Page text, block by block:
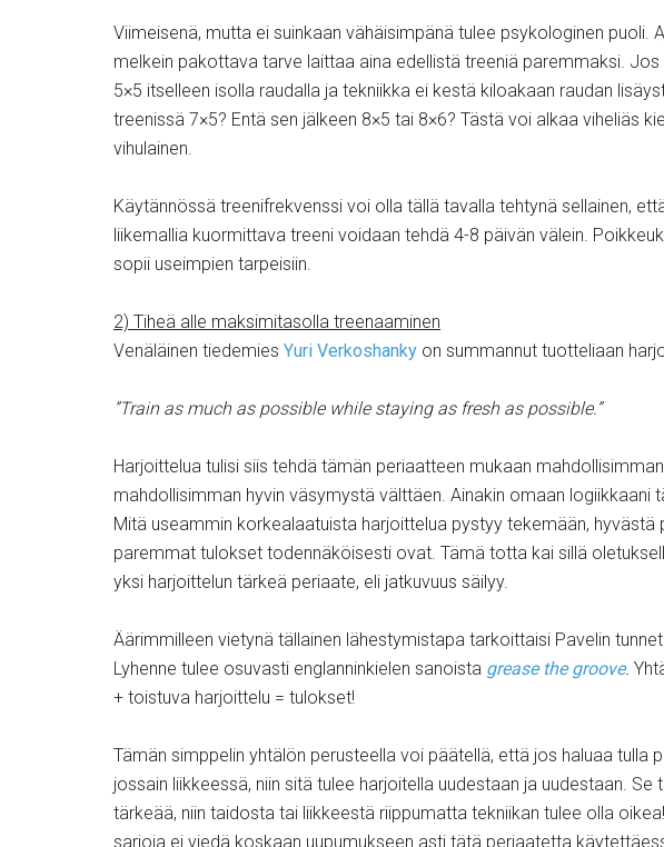
Viimeisenä, mutta ei suinkaan vähäisimpänä tulee psykologinen puoli.
melkein pakottava tarve laittaa aina edellistä treeniä paremmaksi.
5×5 itselleen isolla raudalla ja tekniikka ei kestä kiloakaan raudan
treenissä 7×5? Entä sen jälkeen 8×5 tai 8×6? Tästä voi alkaa viheliäs
vihulainen.
Käytännössä treenifrekvenssi voi olla tällä tavalla tehtynä sellainen,
liikemallia kuormittava treeni voidaan tehdä 4-8 päivän välein.
sopii useimpien tarpeisiin.
2) Tiheä alle maksimitasolla treenaaminen
Venäläinen tiedemies Yuri Verkoshanky on summannut tuotteliaan
”Train as much as possible while staying as fresh as possible.”
Harjoittelua tulisi siis tehdä tämän periaatteen mukaan
mahdollisimman hyvin väsymystä välttäen. Ainakin omaan logiikkaani
Mitä useammin korkealaatuista harjoittelua pystyy tekemään, hyvästä
paremmat tulokset todennäköisesti ovat. Tämä totta kai sillä
yksi harjoittelun tärkeä periaate, eli jatkuvuus säilyy.
Äärimmilleen vietynä tällainen lähestymistapa tarkoittaisi Pavelin
Lyhenne tulee osuvasti englanninkielen sanoista grease the groove.
+ toistuva harjoittelu = tulokset!
Tämän simppelin yhtälön perusteella voi päätellä, että jos haluaa tulla
jossain liikkeessä, niin sitä tulee harjoitella uudestaan ja uudestaan.
tärkeää, niin taidosta tai liikkeestä riippumatta tekniikan tulee olla
sarjoja ei viedä koskaan uupumukseen asti tätä periaatetta